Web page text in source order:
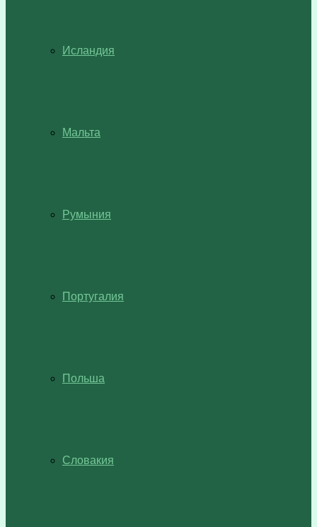
Исландия
Мальта
Румыния
Португалия
Польша
Словакия